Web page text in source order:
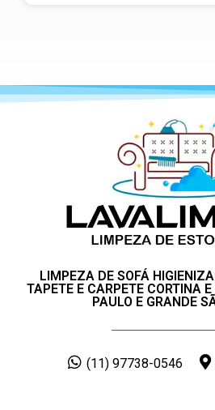
LIMPEZA DE SOFÁ
TAPETE E CARPETE CORTINA
PAULO E GRANDE
(11) 97738-0546